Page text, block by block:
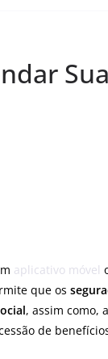
aplicativo móvel
que os
, assim como,
de